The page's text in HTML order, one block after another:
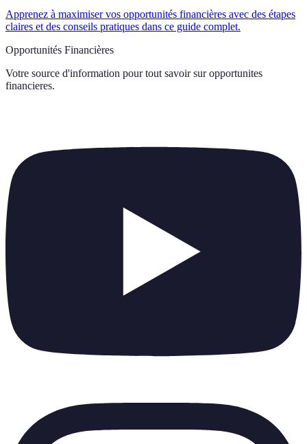
Apprenez à maximiser vos opportunités financières avec des étapes
claires et des conseils pratiques dans ce guide complet.
Opportunités Financières
Votre source d'information pour tout savoir sur opportunites
financieres.